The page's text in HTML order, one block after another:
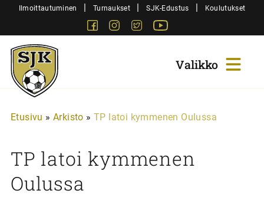
SiirryIlmoittautuminen | Turnaukset | SJK-Edustus | Koulutukset
FacebookInstagram
Twitter
Sjk-
Juniorit
Etusivu » Arkisto » TP latoi kymmenen Oulussa
TP latoi kymmenen
Oulussa